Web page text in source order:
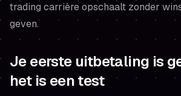
trading carrière opschaalt zonder
geven.
Je eerste uitbetaling is
het is een test